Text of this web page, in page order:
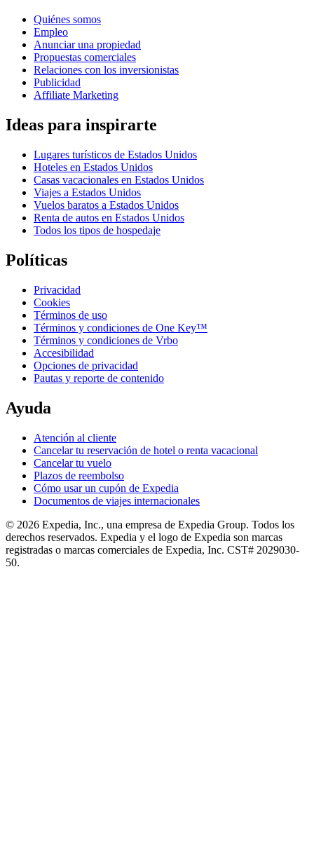
Quiénes somos
Empleo
Anunciar una propiedad
Propuestas comerciales
Relaciones con los inversionistas
Publicidad
Affiliate Marketing
Ideas para inspirarte
Lugares turísticos de Estados Unidos
Hoteles en Estados Unidos
Casas vacacionales en Estados Unidos
Viajes a Estados Unidos
Vuelos baratos a Estados Unidos
Renta de autos en Estados Unidos
Todos los tipos de hospedaje
Políticas
Privacidad
Cookies
Términos de uso
Términos y condiciones de One Key™
Términos y condiciones de Vrbo
Accesibilidad
Opciones de privacidad
Pautas y reporte de contenido
Ayuda
Atención al cliente
Cancelar tu reservación de hotel o renta vacacional
Cancelar tu vuelo
Plazos de reembolso
Cómo usar un cupón de Expedia
Documentos de viajes internacionales
© 2026 Expedia, Inc., una empresa de Expedia Group. Todos los
derechos reservados. Expedia y el logo de Expedia son marcas
registradas o marcas comerciales de Expedia, Inc. CST# 2029030-
50.